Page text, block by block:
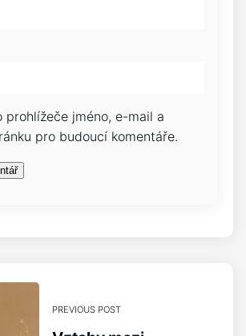
prohlížeče jméno, e-mail a
pro budoucí komentáře.
PREVIOUS POST